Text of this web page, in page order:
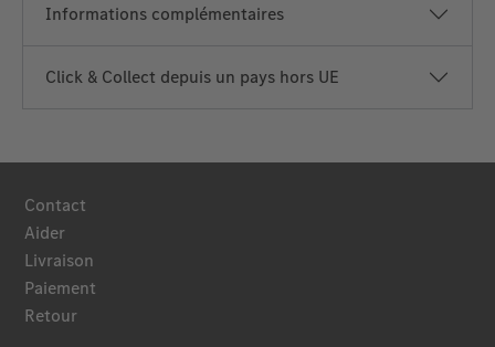
Informations complémentaires
Click & Collect depuis un pays hors UE
Contact
Aider
Livraison
Paiement
Retour